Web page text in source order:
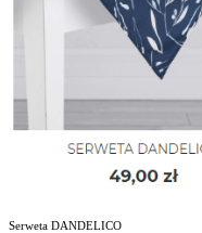
Serweta DANDELICO